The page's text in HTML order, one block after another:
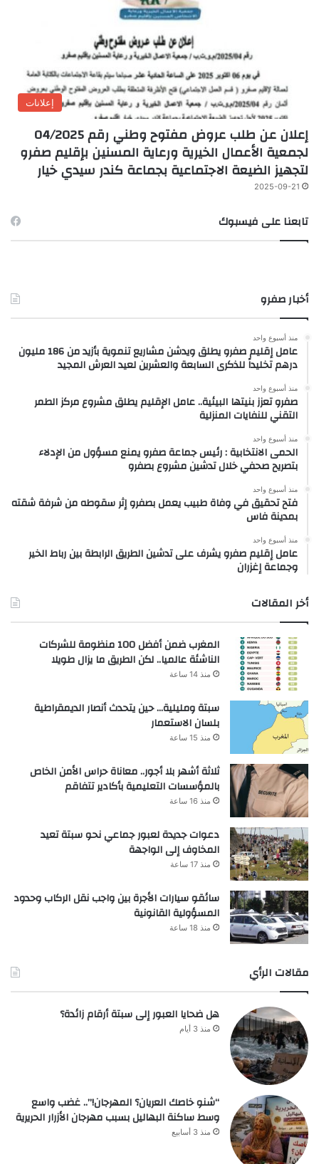
إعلانات
إعلان عن طلب عروض مفتوح وطني رقم 04/2025
لجمعية الأعمال الخيرية ورعاية المسنين بإقليم صفرو
لتجهيز الضيعة الاجتماعية بجماعة كندر سيدي خيار
2025-09-21
تابعنا على فيسبوك
أخبار صفرو
منذ أسبوع واحد
عامل إقليم صفرو يطلق ويدشن مشاريع تنموية بأزيد من 186 مليون
درهم تخليداً للذكرى السابعة والعشرين لعيد العرش المجيد
منذ أسبوع واحد
صفرو تعزز بنيتها البيئية.. عامل الإقليم يطلق مشروع مركز الطمر
التقني للنفايات المنزلية
منذ أسبوع واحد
الحمى الانتخابية : رئيس جماعة صفرو يمنع مسؤول من الإدلاء
بتصريح صحفي خلال تدشين مشروع بصفرو
منذ أسبوع واحد
فتح تحقيق في وفاة طبيب يعمل بصفرو إثر سقوطه من شرفة شقته
بمدينة فاس
منذ أسبوع واحد
عامل إقليم صفرو يشرف على تدشين الطريق الرابطة بين رباط الخير
وجماعة إغزران
أخر المقالات
المغرب ضمن أفضل 100 منظومة للشركات
الناشئة عالميا.. لكن الطريق ما يزال طويلا
منذ 14 ساعة
سبتة ومليلية… حين يتحدث أنصار الديمقراطية
بلسان الاستعمار
منذ 15 ساعة
ثلاثة أشهر بلا أجور.. معاناة حراس الأمن الخاص
بالمؤسسات التعليمية بأكادير تتفاقم
منذ 16 ساعة
دعوات جديدة لعبور جماعي نحو سبتة تعيد
المخاوف إلى الواجهة
منذ 17 ساعة
سائقو سيارات الأجرة بين واجب نقل الركاب وحدود
المسؤولية القانونية
منذ 18 ساعة
مقالات الرأي
هل ضحايا العبور إلى سبتة أرقام زائدة؟
منذ 3 أيام
“شنو خاصك العريان؟ المهرجان!”.. غضب واسع
وسط ساكنة البهاليل بسبب مهرجان الأزرار الحريرية
منذ 3 أسابيع